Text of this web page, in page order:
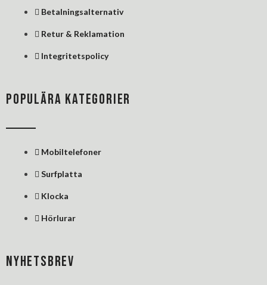
Betalningsalternativ
Retur & Reklamation
Integritetspolicy
POPULÄRA KATEGORIER
Mobiltelefoner
Surfplatta
Klocka
Hörlurar
NYHETSBREV